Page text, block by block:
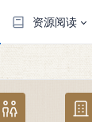
资源阅读